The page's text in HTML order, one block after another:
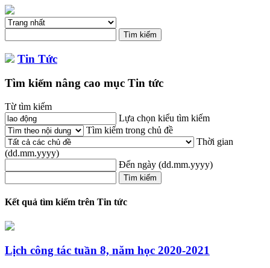
Tin Tức
Tìm kiếm nâng cao mục Tin tức
Từ tìm kiếm
Lựa chọn kiểu tìm kiếm
Tìm kiếm trong chủ đề
Thời gian
(dd.mm.yyyy)
Đến ngày (dd.mm.yyyy)
Kết quả tìm kiếm trên Tin tức
Lịch công tác tuần 8, năm học 2020-2021